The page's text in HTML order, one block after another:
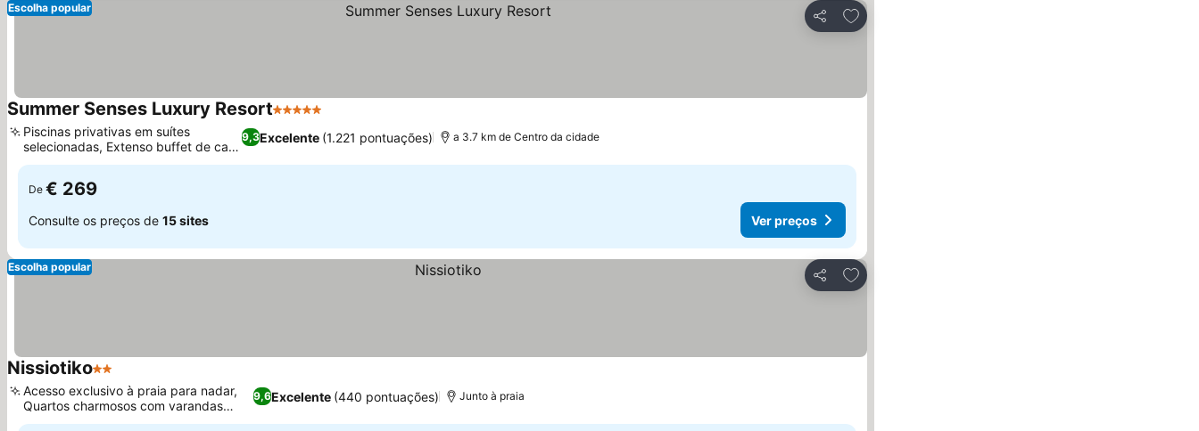
Partilhar
Adicionar aos favoritos
Escolha popular
Summer Senses Luxury Resort5 Estrelas
9,3Excelente (1.221 pontuações)
Piscinas privativas em suítes
selecionadas, Extenso buffet de café
da manhã
a 3.7 km de Centro da cidade
De € 269
Consulte os preços de 15 sites Ver preços
Partilhar
Adicionar aos favoritos
Escolha popular
Nissiotiko2 Estrelas
9,6Excelente (440 pontuações)
Acesso exclusivo à praia para nadar,
Quartos charmosos com varandas
privativas
Junto à praia